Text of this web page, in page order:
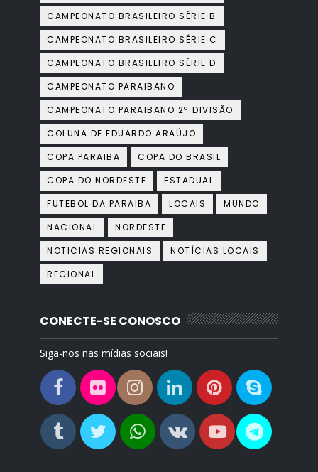
CAMPEONATO BRASILEIRO SÉRIE B
CAMPEONATO BRASILEIRO SÉRIE C
CAMPEONATO BRASILEIRO SÉRIE D
CAMPEONATO PARAIBANO
CAMPEONATO PARAIBANO 2ª DIVISÃO
COLUNA DE EDUARDO ARAÚJO
COPA PARAIBA
COPA DO BRASIL
COPA DO NORDESTE
ESTADUAL
FUTEBOL DA PARAIBA
LOCAIS
MUNDO
NACIONAL
NORDESTE
NOTICIAS REGIONAIS
NOTÍCIAS LOCAIS
REGIONAL
CONECTE-SE CONOSCO
Siga-nos nas mídias sociais!